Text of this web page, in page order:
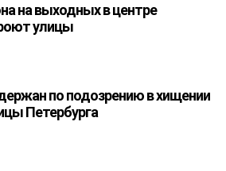
на выходных в центре
улицы
по подозрению в хищении
Петербурга